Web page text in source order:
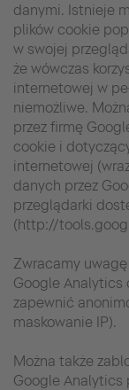
danymi. Istnieje
plików cookie
w swojej
że wówczas
internetowej w
niemożliwe.
przez firmę
cookie i
internetowej
danych przez
przeglądarki
(http://
Zwracamy
Google Analytics
zapewnić
maskowanie IP).
Można także
Google Analytics